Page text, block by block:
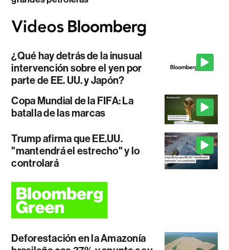
¿Qué hay detrás de la inusual
intervención sobre el yen por
parte de EE. UU. y Japón?
Copa Mundial de la FIFA: La
batalla de las marcas
Trump afirma que EE.UU.
"mantendrá el estrecho" y lo
controlará
Deforestación en la Amazonía